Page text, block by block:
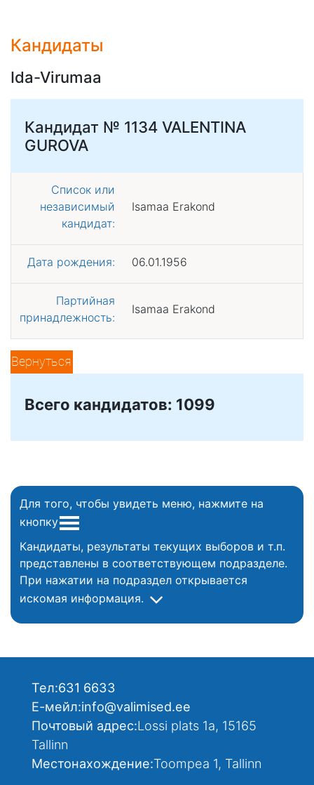
Кандидаты
Ida-Virumaa
Кандидат № 1134 VALENTINA
GUROVA
Список или
независимый
кандидат:
Isamaa Erakond
Дата рождения: 06.01.1956
Партийная
принадлежность:
Isamaa Erakond
Вернуться
Всего кандидатов: 1099
Для того, чтобы увидеть меню, нажмите на
кнопку
Кандидаты, результаты текущих выборов и т.п.
представлены в соответствующем подразделе.
При нажатии на подраздел открывается
искомая информация.
Тел:631 6633
Е-мейл:info@valimised.ee
Почтовый адрес:Lossi plats 1a, 15165
Tallinn
Местонахождение:Toompea 1, Tallinn